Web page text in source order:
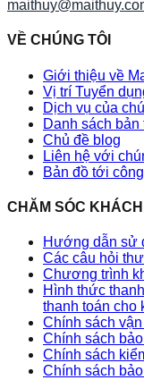
VỀ CHÚNG TÔI
Giới thiệu về
Vị trí Tuyển
Dịch vụ của
Danh sách bản
Chủ đề blog
Liên hệ với
Bản đồ tới
CHĂM SÓC
Hướng dẫn sử
Các câu hỏi
Chương trình
Hình thức
thanh toán cho
Chính sách
Chính sách
Chính sách
Chính sách